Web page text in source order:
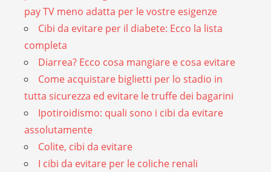
pay TV meno adatta per le vostre esigenze
Cibi da evitare per il diabete: Ecco la lista
completa
Diarrea? Ecco cosa mangiare e cosa evitare
Come acquistare biglietti per lo stadio in
tutta sicurezza ed evitare le truffe dei bagarini
Ipotiroidismo: quali sono i cibi da evitare
assolutamente
Colite, cibi da evitare
I cibi da evitare per le coliche renali